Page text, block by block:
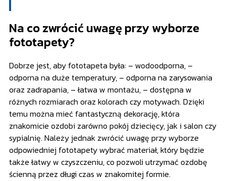
Na co zwrócić uwagę przy wyborze
fototapety?
Dobrze jest, aby fototapeta była: – wodoodporna, –
odporna na duże temperatury, – odporna na zarysowania
oraz zadrapania, – łatwa w montażu, – dostępna w
różnych rozmiarach oraz kolorach czy motywach. Dzięki
temu można mieć fantastyczną dekorację, która
znakomicie ozdobi zarówno pokój dziecięcy, jak i salon czy
sypialnię. Należy jednak zwrócić uwagę przy wyborze
odpowiedniej fototapety wybrać materiał, który będzie
także łatwy w czyszczeniu, co pozwoli utrzymać ozdobę
ścienną przez długi czas w znakomitej formie.